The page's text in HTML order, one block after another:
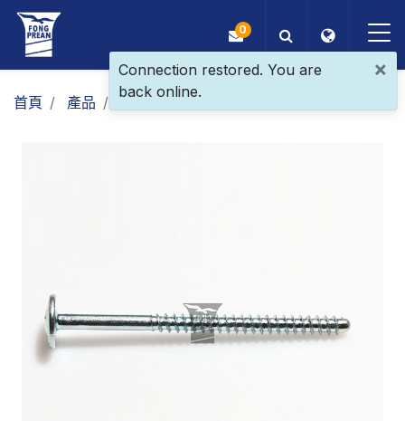
OEM/ODM
ESG
關於我們
0
首頁 產品 一般螺絲
×
Connection restored. You are
back online.